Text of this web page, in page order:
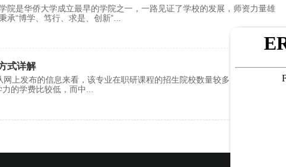
院是华侨大学成立最早的学院之一，一路见证了学校的发展，师资力量雄
承“博学、笃行、求是、创新”
式详解
发布的信息来看，该专业在职研课程的招生院校数量较多，并且招生方
的学费比较低，而中